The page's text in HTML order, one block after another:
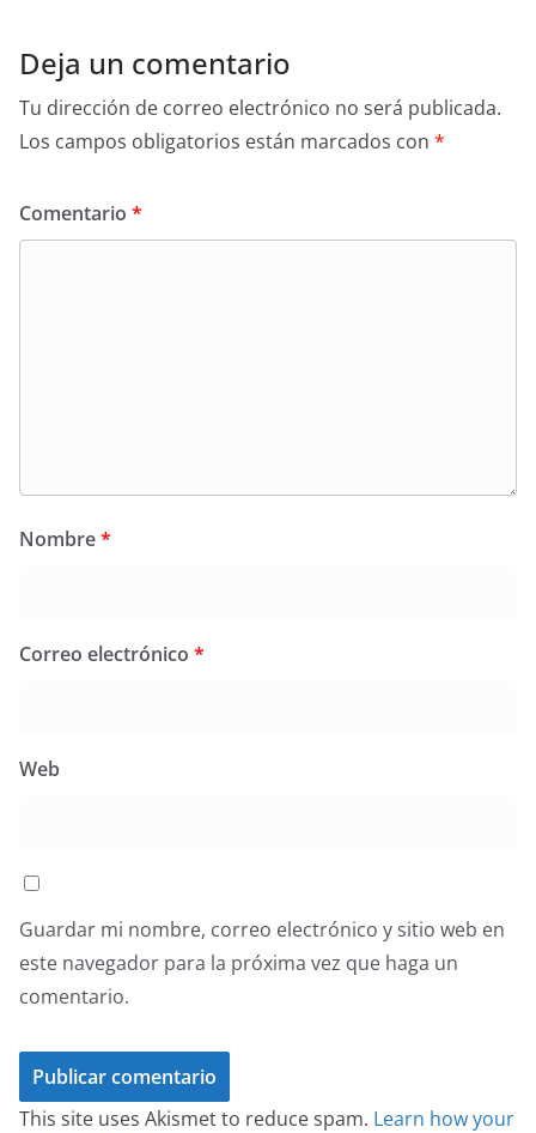
Deja un comentario
Tu dirección de correo electrónico no será publicada.
Los campos obligatorios están marcados con *
Comentario *
Nombre*
Correo electrónico *
Web
Guardar mi nombre, correo electrónico y sitio web en
este navegador para la próxima vez que haga un
comentario.
This site uses Akismet to reduce spam. Learn how your